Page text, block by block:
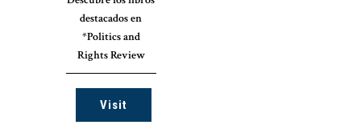
destacados en
*Politics and
Rights Review
Visit